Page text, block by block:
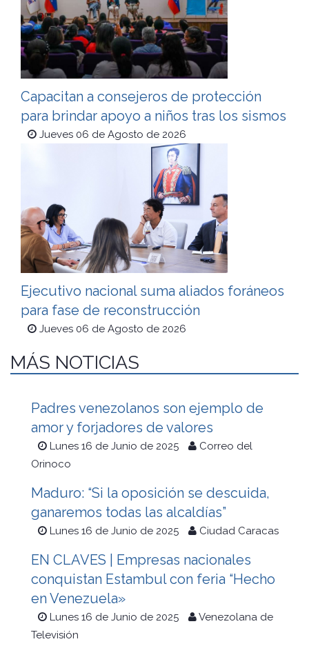
Capacitan a consejeros de protección
para brindar apoyo a niños tras los sismos
Jueves 06 de Agosto de 2026
Ejecutivo nacional suma aliados foráneos
para fase de reconstrucción
Jueves 06 de Agosto de 2026
MÁS NOTICIAS
Padres venezolanos son ejemplo de
amor y forjadores de valores
Lunes 16 de Junio de 2025
Correo del
Orinoco
Maduro: “Si la oposición se descuida,
ganaremos todas las alcaldías”
Lunes 16 de Junio de 2025 Ciudad Caracas
EN CLAVES | Empresas nacionales
conquistan Estambul con feria “Hecho
en Venezuela»
Lunes 16 de Junio de 2025
Venezolana de
Televisión